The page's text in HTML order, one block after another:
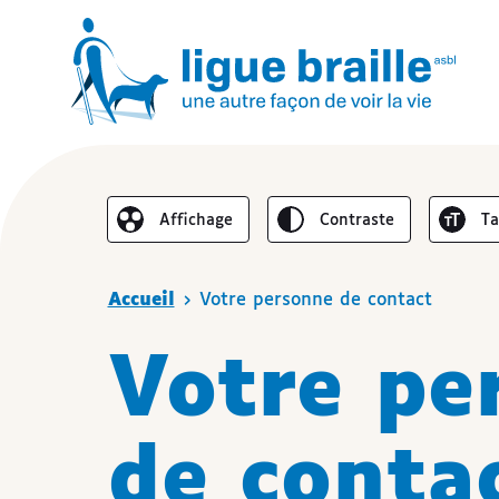
Affichage
Réduire l’affichage
Inverser le
contraste
Vous êtes ici
Accueil Votre personne de contact
Votre
de